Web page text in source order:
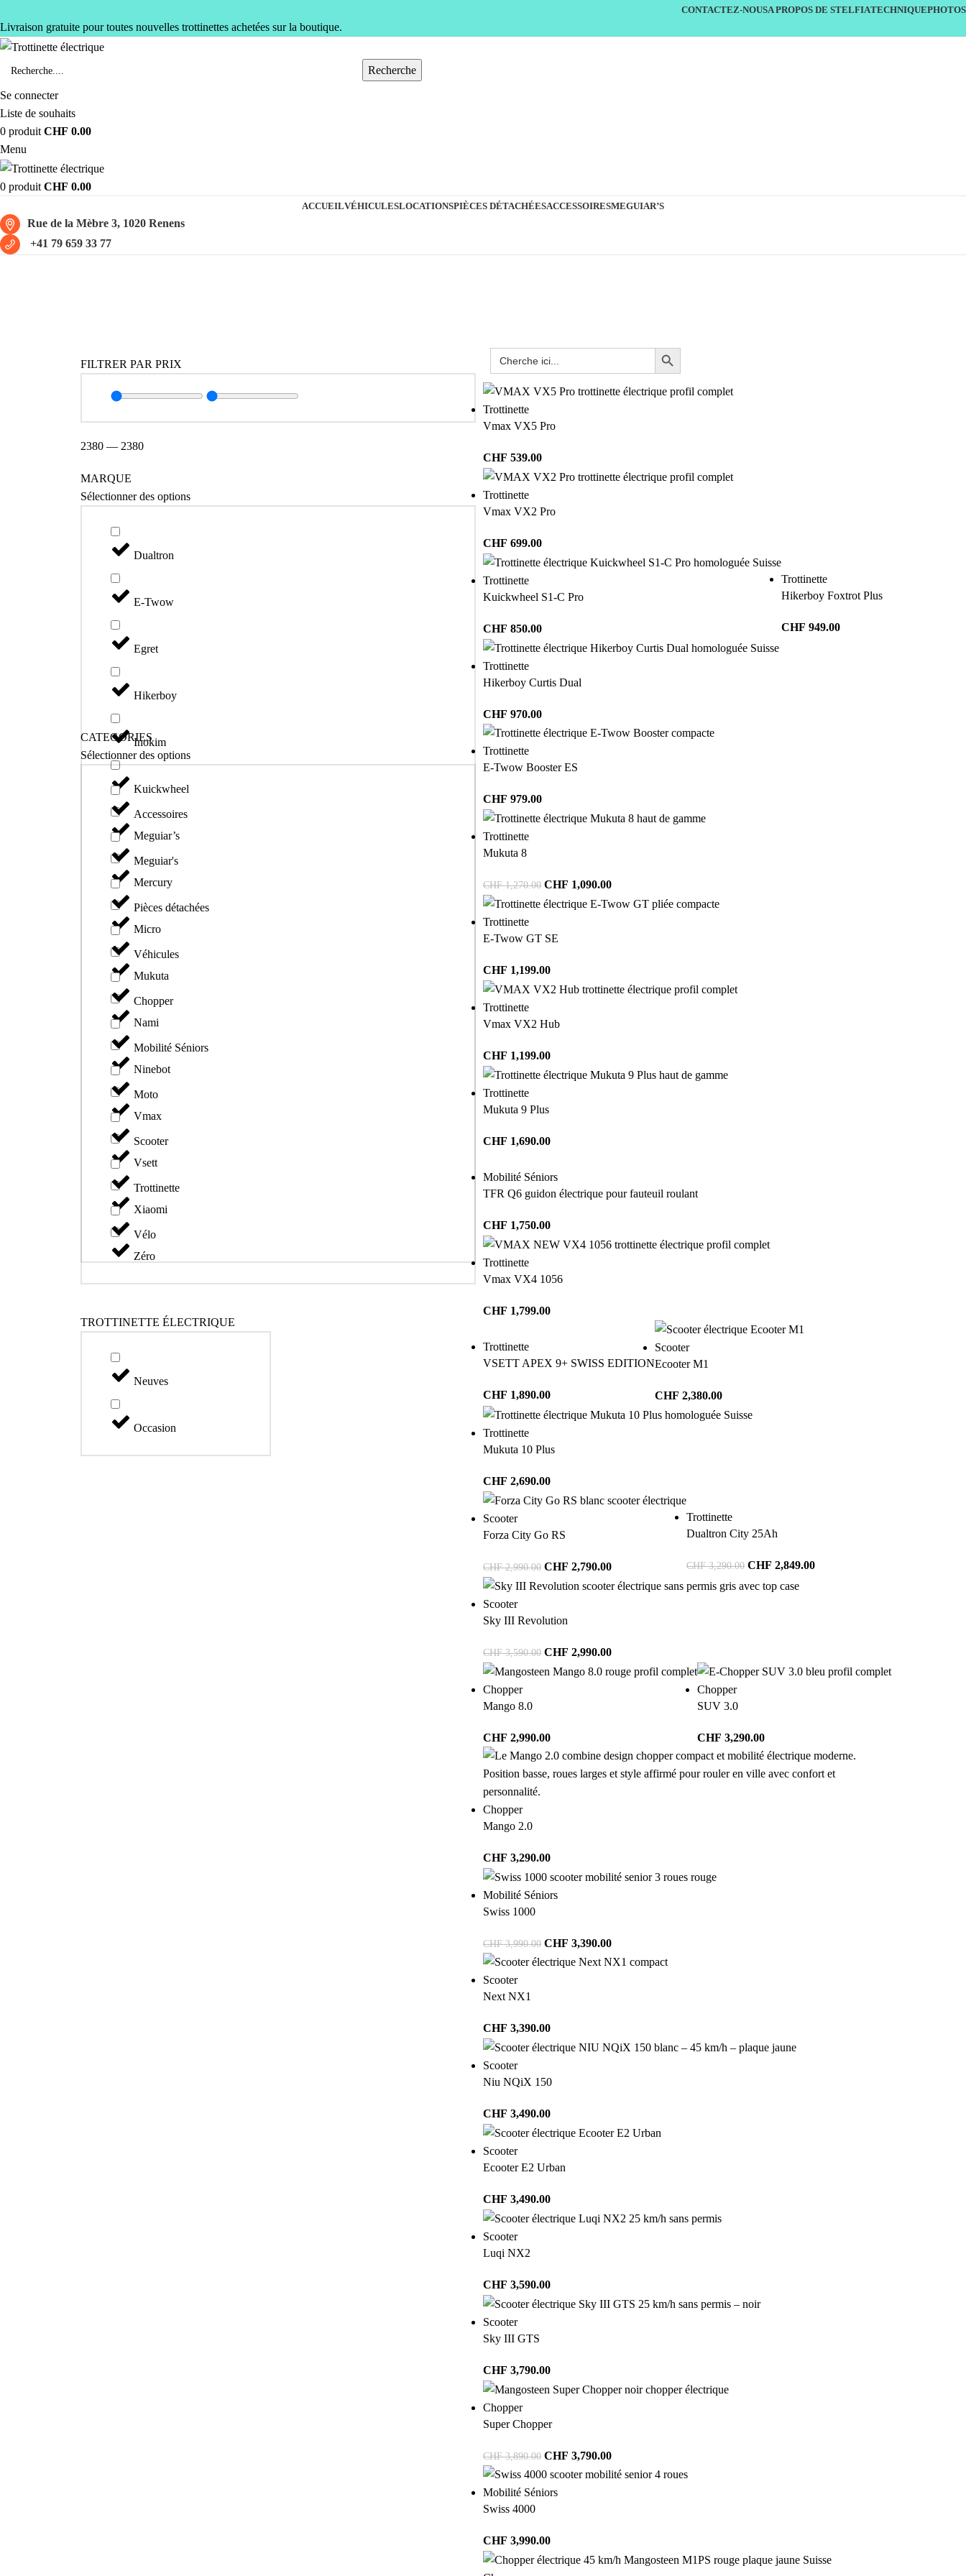
CONTACTEZ-NOUSA PROPOS DE STELFIATECHNIQUEPHOTOS
Livraison gratuite pour toutes nouvelles trottinettes achetées sur la boutique.
Recherche
Se connecter
Liste de souhaits
0 produit CHF 0.00
Menu
0 produit CHF 0.00
ACCUEILVÉHICULESLOCATIONSPIÈCES DÉTACHÉESACCESSOIRESMEGUIAR’S
Rue de la Mèbre 3, 1020 Renens
+41 79 659 33 77
FILTRER PAR PRIX
2380 — 2380
MARQUE
Sélectionner des options
Dualtron
E-Twow
Egret
Hikerboy
Inokim
Kuickwheel
Meguiar’s
Mercury
Micro
Mukuta
Nami
Ninebot
Vmax
Vsett
Xiaomi
Zéro
CATEGORIES
Sélectionner des options
Accessoires
Meguiar's
Pièces détachées
Véhicules
Chopper
Mobilité Séniors
Moto
Scooter
Trottinette
Vélo
TROTTINETTE ÉLECTRIQUE
Neuves
Occasion
Trottinette
Vmax VX5 Pro
CHF 539.00
Trottinette
Vmax VX2 Pro
CHF 699.00
Trottinette
Kuickwheel S1-C Pro
CHF 850.00
Trottinette
Hikerboy Foxtrot Plus
CHF 949.00
Trottinette
Hikerboy Curtis Dual
CHF 970.00
Trottinette
E-Twow Booster ES
CHF 979.00
Trottinette
Mukuta 8
CHF1,270.00 CHF 1,090.00
Trottinette
E-Twow GT SE
CHF 1,199.00
Trottinette
Vmax VX2 Hub
CHF 1,199.00
Trottinette
Mukuta 9 Plus
CHF 1,690.00
Mobilité Séniors
TFR Q6 guidon électrique pour fauteuil roulant
CHF 1,750.00
Trottinette
Vmax VX4 1056
CHF 1,799.00
Trottinette
VSETT APEX 9+ SWISS EDITION
CHF 1,890.00
Scooter
Ecooter M1
CHF 2,380.00
Trottinette
Mukuta 10 Plus
CHF 2,690.00
Scooter
Forza City Go RS
CHF2,990.00 CHF 2,790.00
Trottinette
Dualtron City 25Ah
CHF3,290.00 CHF 2,849.00
Scooter
Sky III Revolution
CHF3,590.00 CHF 2,990.00
Chopper
Mango 8.0
CHF 2,990.00
Chopper
SUV 3.0
CHF 3,290.00
Chopper
Mango 2.0
CHF 3,290.00
Mobilité Séniors
Swiss 1000
CHF3,990.00 CHF 3,390.00
Scooter
Next NX1
CHF 3,390.00
Scooter
Niu NQiX 150
CHF 3,490.00
Scooter
Ecooter E2 Urban
CHF 3,490.00
Scooter
Luqi NX2
CHF 3,590.00
Scooter
Sky III GTS
CHF 3,790.00
Chopper
Super Chopper
CHF3,890.00 CHF 3,790.00
Mobilité Séniors
Swiss 4000
CHF 3,990.00